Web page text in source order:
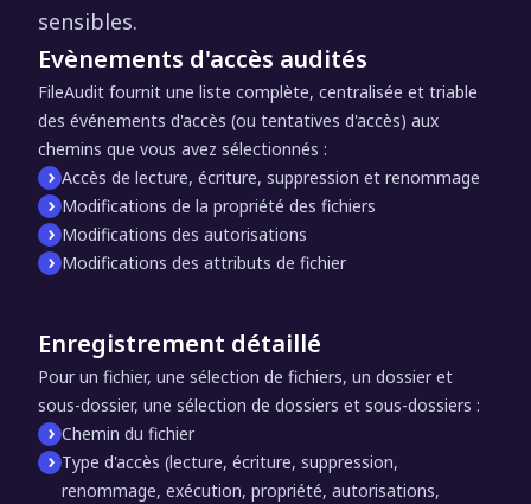
sensibles.
Evènements d'accès audités
FileAudit fournit une liste complète, centralisée et triable
des événements d'accès (ou tentatives d'accès) aux
chemins que vous avez sélectionnés :
Accès de lecture, écriture, suppression et renommage
Modifications de la propriété des fichiers
Modifications des autorisations
Modifications des attributs de fichier
Enregistrement détaillé
Pour un fichier, une sélection de fichiers, un dossier et
sous-dossier, une sélection de dossiers et sous-dossiers :
Chemin du fichier
Type d'accès (lecture, écriture, suppression,
renommage, exécution, propriété, autorisations,